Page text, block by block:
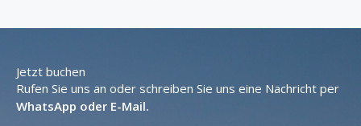
Jetzt buchen
Rufen Sie uns an oder schreiben Sie uns eine Nachricht per
WhatsApp oder E-Mail.